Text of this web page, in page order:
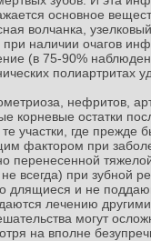
основное
волчанка,
наличии очагов
(в 75-90%
полиартритах
нефритов,
корневые остатки
участки, где прежде
фактором при
перенесенной
всегда) при зубной
длящиеся и не
лечению другими
могут
на вполне